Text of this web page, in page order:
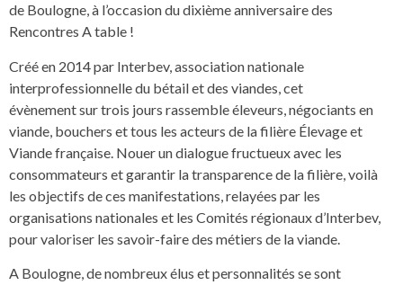
de Boulogne, à l’occasion du dixième anniversaire des
Rencontres A table !
Créé en 2014 par Interbev, association nationale
interprofessionnelle du bétail et des viandes, cet
évènement sur trois jours rassemble éleveurs, négociants en
viande, bouchers et tous les acteurs de la filière Élevage et
Viande française. Nouer un dialogue fructueux avec les
consommateurs et garantir la transparence de la filière, voilà
les objectifs de ces manifestations, relayées par les
organisations nationales et les Comités régionaux d’Interbev,
pour valoriser les savoir-faire des métiers de la viande.
A Boulogne, de nombreux élus et personnalités se sont